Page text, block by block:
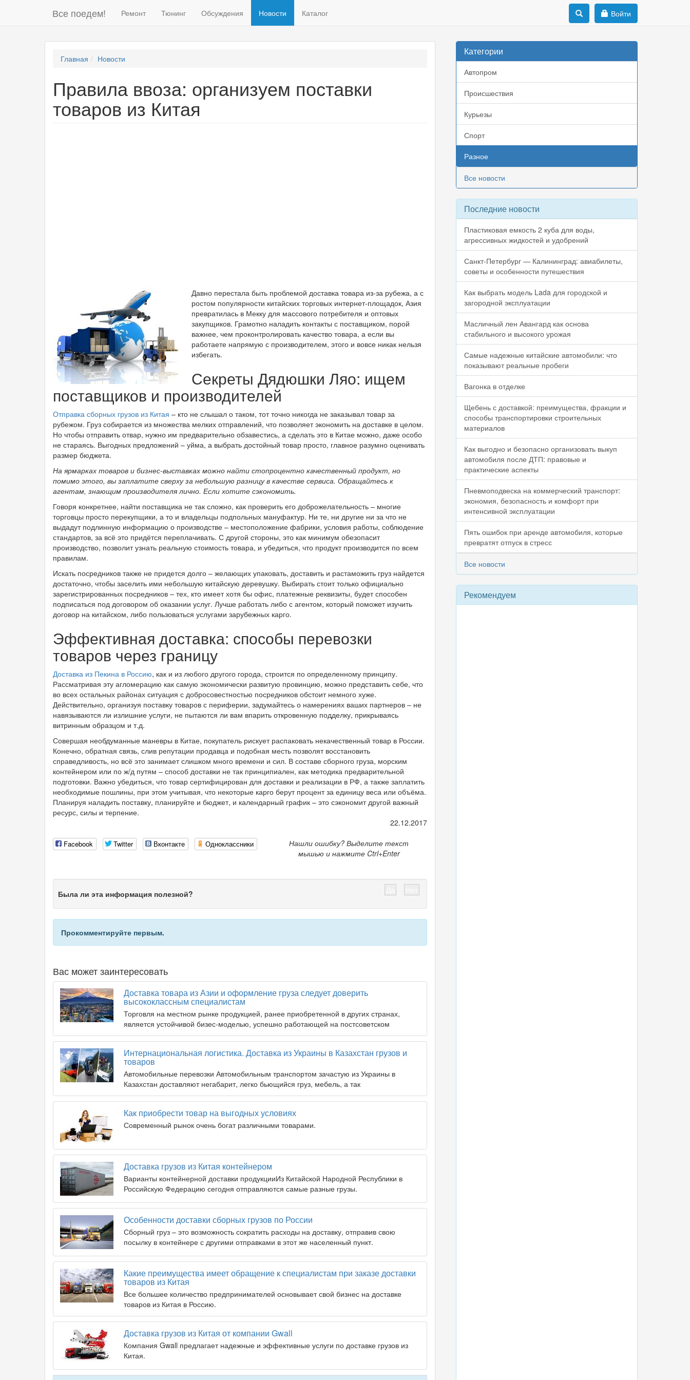
Все поедем! Ремонт Тюнинг Обсуждения Новости Каталог Войти
Главная Новости
Правила ввоза: организуем поставки
товаров из Китая
Давно перестала быть проблемой доставка товара из-за рубежа, а с
ростом популярности китайских торговых интернет-площадок, Азия
превратилась в Мекку для массового потребителя и оптовых
закупщиков. Грамотно наладить контакты с поставщиком, порой
важнее, чем проконтролировать качество товара, а если вы
работаете напрямую с производителем, этого и вовсе никак нельзя
избегать.
Секреты Дядюшки Ляо: ищем
поставщиков и производителей
Отправка сборных грузов из Китая – кто не слышал о таком, тот точно никогда не заказывал товар за
рубежом. Груз собирается из множества мелких отправлений, что позволяет экономить на доставке в целом.
Но чтобы отправить отвар, нужно им предварительно обзавестись, а сделать это в Китае можно, даже особо
не стараясь. Выгодных предложений – уйма, а выбрать достойный товар просто, главное разумно оценивать
размер бюджета.
На ярмарках товаров и бизнес-выставках можно найти стопроцентно качественный продукт, но
помимо этого, вы заплатите сверху за небольшую разницу в качестве сервиса. Обращайтесь к
агентам, знающим производителя лично. Если хотите сэкономить.
Говоря конкретнее, найти поставщика не так сложно, как проверить его доброжелательность – многие
торговцы просто перекупщики, а то и владельцы подпольных мануфактур. Ни те, ни другие ни за что не
выдадут подлинную информацию о производстве – местоположение фабрики, условия работы, соблюдение
стандартов, за всё это придётся переплачивать. С другой стороны, это как минимум обезопасит
производство, позволит узнать реальную стоимость товара, и убедиться, что продукт производится по всем
правилам.
Искать посредников также не придется долго – желающих упаковать, доставить и растаможить груз найдется
достаточно, чтобы заселить ими небольшую китайскую деревушку. Выбирать стоит только официально
зарегистрированных посредников – тех, кто имеет хотя бы офис, платежные реквизиты, будет способен
подписаться под договором об оказании услуг. Лучше работать либо с агентом, который поможет изучить
договор на китайском, либо пользоваться услугами зарубежных карго.
Эффективная доставка: способы перевозки
товаров через границу
Доставка из Пекина в Россию, как и из любого другого города, строится по определенному принципу.
Рассматривая эту агломерацию как самую экономически развитую провинцию, можно представить себе, что
во всех остальных районах ситуация с добросовестностью посредников обстоит немного хуже.
Действительно, организуя поставку товаров с периферии, задумайтесь о намерениях ваших партнеров – не
навязываются ли излишние услуги, не пытаются ли вам впарить откровенную подделку, прикрываясь
витринным образцом и т.д.
Совершая необдуманные маневры в Китае, покупатель рискует распаковать некачественный товар в России.
Конечно, обратная связь, слив репутации продавца и подобная месть позволят восстановить
справедливость, но всё это занимает слишком много времени и сил. В составе сборного груза, морским
контейнером или по ж/д путям – способ доставки не так принципиален, как методика предварительной
подготовки. Важно убедиться, что товар сертифицирован для доставки и реализации в РФ, а также заплатить
необходимые пошлины, при этом учитывая, что некоторые карго берут процент за единицу веса или объёма.
Планируя наладить поставку, планируйте и бюджет, и календарный график – это сэкономит другой важный
ресурс, силы и терпение.
22.12.2017
Facebook Twitter Вконтакте Одноклассники
Нашли ошибку? Выделите текст
мышью и нажмите Ctrl+Enter
Была ли эта информация полезной?
Прокомментируйте первым.
Вас может заинтересовать
Доставка товара из Азии и оформление груза следует доверить
высококлассным специалистам
Торговля на местном рынке продукцией, ранее приобретенной в других странах,
является устойчивой бизес-моделью, успешно работающей на постсоветском
Интернациональная логистика. Доставка из Украины в Казахстан грузов и
товаров
Автомобильные перевозки Автомобильным транспортом зачастую из Украины в
Казахстан доставляют негабарит, легко бьющийся груз, мебель, а так
Как приобрести товар на выгодных условиях
Современный рынок очень богат различными товарами.
Доставка грузов из Китая контейнером
Варианты контейнерной доставки продукцииИз Китайской Народной Республики в
Российскую Федерацию сегодня отправляются самые разные грузы.
Особенности доставки сборных грузов по России
Сборный груз – это возможность сократить расходы на доставку, отправив свою
посылку в контейнере с другими отправками в этот же населенный пункт.
Какие преимущества имеет обращение к специалистам при заказе доставки
товаров из Китая
Все большее количество предпринимателей основывает свой бизнес на доставке
товаров из Китая в Россию.
Доставка грузов из Китая от компании Gwall
Компания Gwall предлагает надежные и эффективные услуги по доставке грузов из
Китая.
Категории
Автопром
Происшествия
Курьезы
Спорт
Разное
Все новости
Последние новости
Пластиковая емкость 2 куба для воды,
агрессивных жидкостей и удобрений
Санкт-Петербург — Калининград: авиабилеты,
советы и особенности путешествия
Как выбрать модель Lada для городской и
загородной эксплуатации
Масличный лен Авангард как основа
стабильного и высокого урожая
Самые надежные китайские автомобили: что
показывают реальные пробеги
Вагонка в отделке
Щебень с доставкой: преимущества, фракции и
способы транспортировки строительных
материалов
Как выгодно и безопасно организовать выкуп
автомобиля после ДТП: правовые и
практические аспекты
Пневмоподвеска на коммерческий транспорт:
экономия, безопасность и комфорт при
интенсивной эксплуатации
Пять ошибок при аренде автомобиля, которые
превратят отпуск в стресс
Все новости
Рекомендуем